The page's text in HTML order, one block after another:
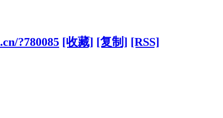
?780085 [收藏] [复制] [RSS]